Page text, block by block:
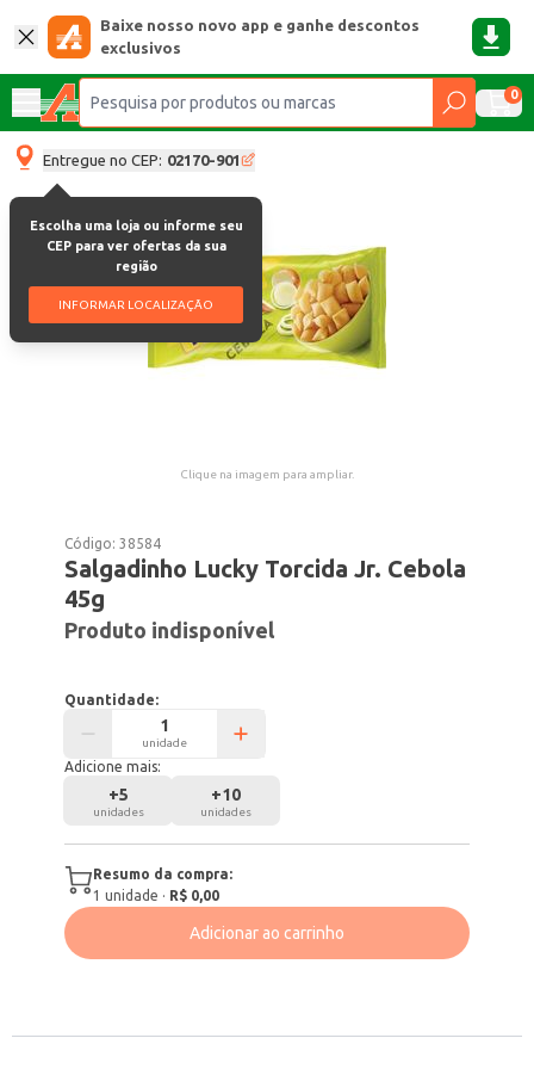
Baixe nosso novo app e ganhe descontos
exclusivos
0
Entregue no CEP: 02170-901
Escolha uma loja ou informe seu
CEP para ver ofertas da sua
região
INFORMAR LOCALIZAÇÃO
Clique na imagem para ampliar.
Código:38584
Salgadinho Lucky Torcida Jr. Cebola
45g
Produto indisponível
Quantidade:
unidade
Adicione mais:
+5
unidades
+10
unidades
Resumo da compra:
1 unidade · R$ 0,00
Adicionar ao carrinho